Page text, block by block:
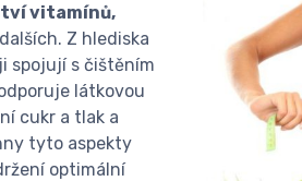
vitamínů,
Z hlediska
spojují s čištěním
látkovou
cukr a tlak a
tyto aspekty
optimální